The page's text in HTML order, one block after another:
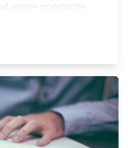
einige praktische